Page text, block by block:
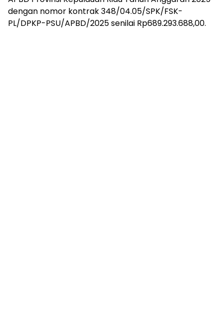
dengan nomor kontrak 348/04.05/SPK/FSK-
PL/DPKP-PSU/APBD/2025 senilai Rp689.293.688,00.